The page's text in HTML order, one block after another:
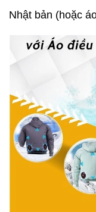
Nhật bản (hoặc